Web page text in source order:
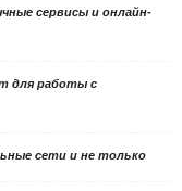
сервисы и онлайн-
для работы с
сети и не только